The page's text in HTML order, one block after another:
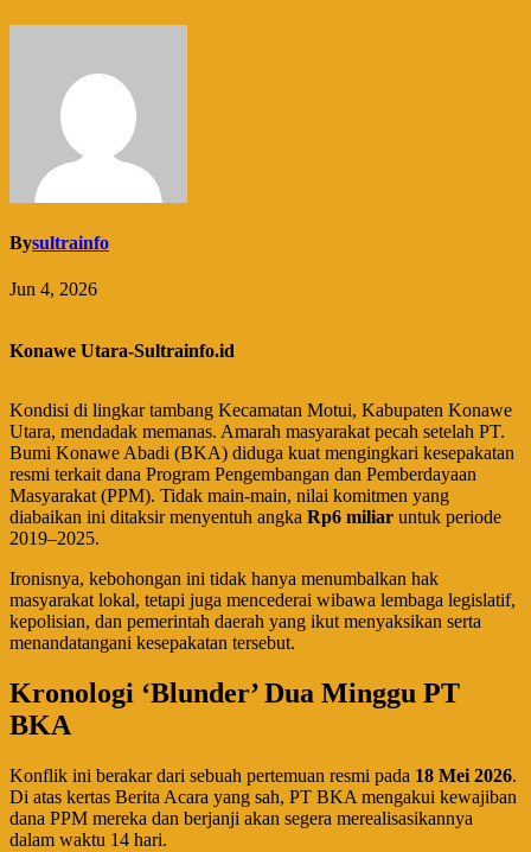
Bysultrainfo
Jun 4, 2026
Konawe Utara-Sultrainfo.id
Kondisi di lingkar tambang Kecamatan Motui, Kabupaten Konawe
Utara, mendadak memanas. Amarah masyarakat pecah setelah PT.
Bumi Konawe Abadi (BKA) diduga kuat mengingkari kesepakatan
resmi terkait dana Program Pengembangan dan Pemberdayaan
Masyarakat (PPM). Tidak main-main, nilai komitmen yang
diabaikan ini ditaksir menyentuh angka Rp6 miliar untuk periode
2019–2025.
​Ironisnya, kebohongan ini tidak hanya menumbalkan hak
masyarakat lokal, tetapi juga mencederai wibawa lembaga legislatif,
kepolisian, dan pemerintah daerah yang ikut menyaksikan serta
menandatangani kesepakatan tersebut.
​Kronologi ‘Blunder’ Dua Minggu PT
BKA
​Konflik ini berakar dari sebuah pertemuan resmi pada 18 Mei 2026.
Di atas kertas Berita Acara yang sah, PT BKA mengakui kewajiban
dana PPM mereka dan berjanji akan segera merealisasikannya
dalam waktu 14 hari.